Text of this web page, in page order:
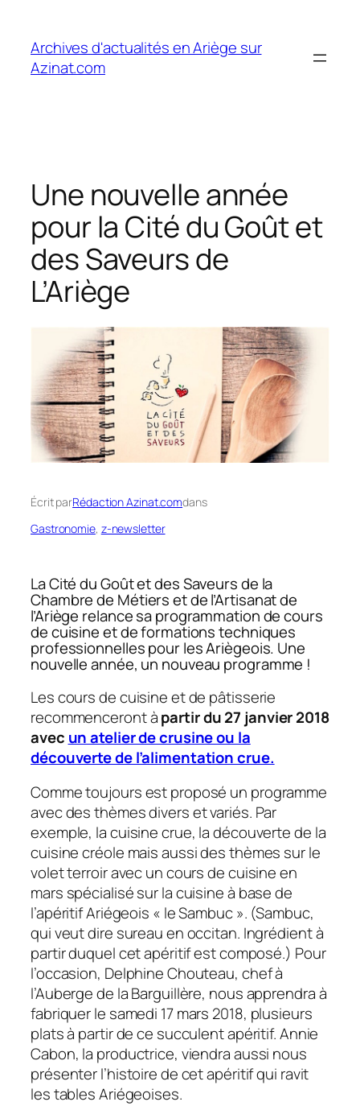
contenu
Archives d'actualités en Ariège sur
Azinat.com
Une nouvelle année
pour la Cité du Goût et
des Saveurs de
L’Ariège
Écrit parRédaction Azinat.comdans
Gastronomie, z-newsletter
La Cité du Goût et des Saveurs de la
Chambre de Métiers et de l’Artisanat de
l’Ariège relance sa programmation de cours
de cuisine et de formations techniques
professionnelles pour les Ariègeois. Une
nouvelle année, un nouveau programme !
Les cours de cuisine et de pâtisserie
recommenceront àpartir du 27 janvier 2018
avec un atelier de crusine ou la
découverte de l’alimentation crue.
Comme toujours est proposé un programme
avec des thèmes divers et variés. Par
exemple, la cuisine crue, la découverte de la
cuisine créole mais aussi des thèmes sur le
volet terroir avec un cours de cuisine en
mars spécialisé sur la cuisine à base de
l’apéritif Ariégeois « le Sambuc ». (Sambuc,
qui veut dire sureau en occitan. Ingrédient à
partir duquel cet apéritif est composé.) Pour
l’occasion, Delphine Chouteau, chef à
l’Auberge de la Barguillère, nous apprendra à
fabriquer le samedi 17 mars 2018, plusieurs
plats à partir de ce succulent apéritif. Annie
Cabon, la productrice, viendra aussi nous
présenter l’histoire de cet apéritif qui ravit
les tables Ariégeoises.